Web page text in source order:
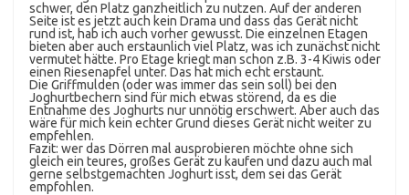
schwer, den Platz ganzheitlich zu nutzen. Auf der anderen
Seite ist es jetzt auch kein Drama und dass das Gerät nicht
rund ist, hab ich auch vorher gewusst. Die einzelnen Etagen
bieten aber auch erstaunlich viel Platz, was ich zunächst nicht
vermutet hätte. Pro Etage kriegt man schon z.B. 3-4 Kiwis oder
einen Riesenapfel unter. Das hat mich echt erstaunt.
Die Griffmulden (oder was immer das sein soll) bei den
Joghurtbechern sind für mich etwas störend, da es die
Entnahme des Joghurts nur unnötig erschwert. Aber auch das
wäre für mich kein echter Grund dieses Gerät nicht weiter zu
empfehlen.
Fazit: wer das Dörren mal ausprobieren möchte ohne sich
gleich ein teures, großes Gerät zu kaufen und dazu auch mal
gerne selbstgemachten Joghurt isst, dem sei das Gerät
empfohlen.